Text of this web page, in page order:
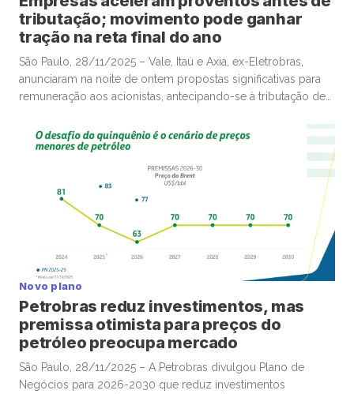
tributação; movimento pode ganhar
tração na reta final do ano
São Paulo, 28/11/2025 – Vale, Itaú e Axia, ex-Eletrobras,
anunciaram na noite de ontem propostas significativas para
remuneração aos acionistas, antecipando-se à tributação de
a pessoas físicas partir de 2026, em movimento que poderá
ganhar mais tração até o fim deste ano e deve envolver
diversas companhias listadas em bolsa. A Vale, por
exemplo, anunciou remuneração total de R$3,58 por […]
Novo plano
Petrobras reduz investimentos, mas
premissa otimista para preços do
petróleo preocupa mercado
São Paulo, 28/11/2025 – A Petrobras divulgou Plano de
Negócios para 2026-2030 que reduz investimentos